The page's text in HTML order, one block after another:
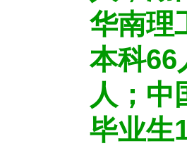
华南理
本科66
人；中
毕业生